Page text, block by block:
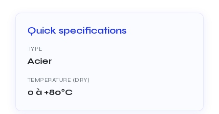
Quick specifications
TYPE
Acier
TEMPERATURE (DRY)
0 à +80°C